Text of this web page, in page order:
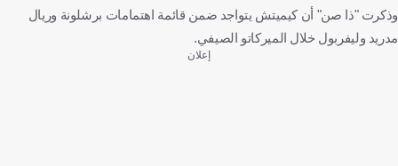
وذكرت "ذا صن" أن كيميتش يتواجد ضمن قائمة اهتمامات برشلونة وريال
مدريد وليفربول خلال الميركاتو الصيفي.
إعلان